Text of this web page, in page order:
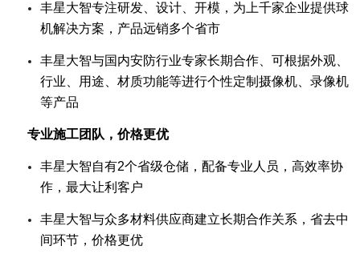
丰星大智专注研发、设计、开模，为上千家企业提供球
机解决方案，产品远销多个省市
丰星大智与国内安防行业专家长期合作、可根据外观、
行业、用途、材质功能等进行个性定制摄像机、录像机
等产品
专业施工团队，价格更优
丰星大智自有2个省级仓储，配备专业人员，高效率协
作，最大让利客户
丰星大智与众多材料供应商建立长期合作关系，省去中
间环节，价格更优